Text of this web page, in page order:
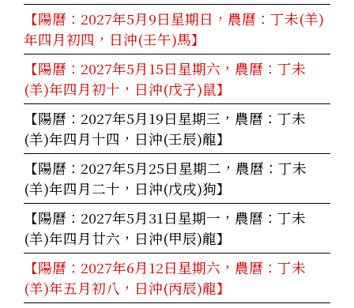
【陽曆：2027年5月9日星期日，農曆：丁未(羊)
年四月初四，日沖(壬午)馬】
【陽曆：2027年5月15日星期六，農曆：丁未
(羊)年四月初十，日沖(戊子)鼠】
【陽曆：2027年5月19日星期三，農曆：丁未
(羊)年四月十四，日沖(壬辰)龍】
【陽曆：2027年5月25日星期二，農曆：丁未
(羊)年四月二十，日沖(戊戌)狗】
【陽曆：2027年5月31日星期一，農曆：丁未
(羊)年四月廿六，日沖(甲辰)龍】
【陽曆：2027年6月12日星期六，農曆：丁未
(羊)年五月初八，日沖(丙辰)龍】